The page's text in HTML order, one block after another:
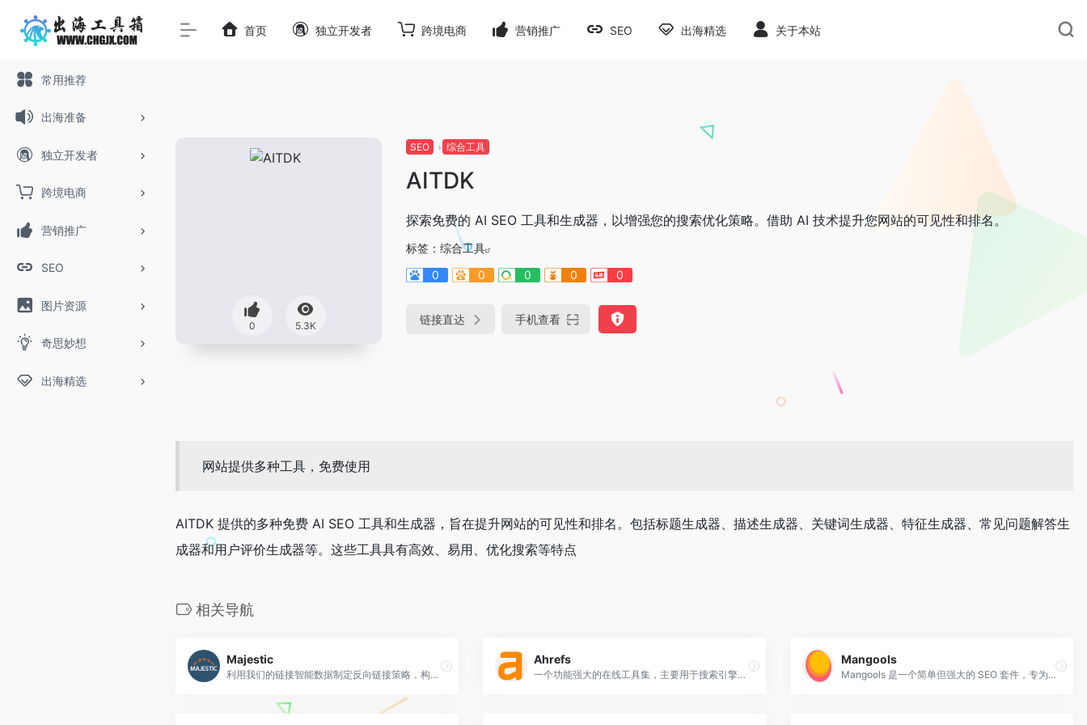
常用推荐
出海准备
独立开发者
跨境电商
营销推广
SEO
图片资源
奇思妙想
出海精选
首页 独立开发者 跨境电商 营销推广 SEO 出海精选 关于本站
0 5.3K
SEO 综合工具
AITDK
探索免费的 AI SEO 工具和生成器，以增强您的搜索优化策略。借助 AI 技术提升您网站的可见性和排名。
标签： 综合工具
0
0 0 0 0
链接直达 手机查看
网站提供多种工具，免费使用
AITDK 提供的多种免费 AI SEO 工具和生成器，旨在提升网站的可见性和排名。包括标题生成器、描述生成器、关键词生成器、特征生成器、常见问题解答生
成器和用户评价生成器等。这些工具具有高效、易用、优化搜索等特点
相关导航
Majestic
利用我们的链接智能数据制定反向链接策略，构建最强的 SEO 反向链接活动，以推动自然流量并提升您的排名。
Ahrefs
一个功能强大的在线工具集，主要用于搜索引擎优化（SEO）和内容营销。
Mangools
Mangools 是一个简单但强大的 SEO 套件，专为高效的 SEO 工作流程而设计。深受初学者喜爱，被专业人士信赖。免费提升你的 SEO！